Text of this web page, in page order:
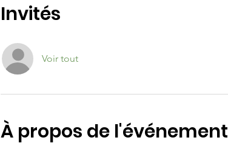
Invités
Voir tout
À propos de l'événement